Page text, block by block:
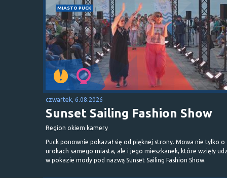
MIASTO PUCK
czwartek, 6.08.2026
Sunset Sailing Fashion Show
Region okiem kamery
Puck ponownie pokazał się od pięknej strony. Mowa nie tylko o
urokach samego miasta, ale i jego mieszkanek, które wzięły
w pokazie mody pod nazwą Sunset Sailing Fashion Show.